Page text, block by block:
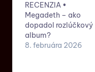
RECENZIA •
Megadeth – ako
dopadol rozlúčkový
album?
8. februára 2026